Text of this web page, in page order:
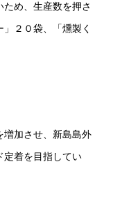
め、生産数を押さ
２０袋、「燻製く
増加させ、新島島外
定着を目指してい